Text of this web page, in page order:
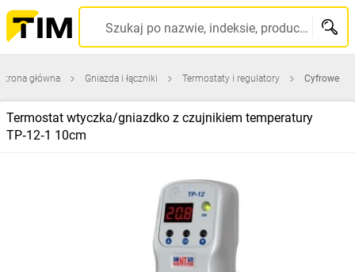
Szukaj po nazwie, indeksie, producencie, kodzie kreskowym...
Strona główna Gniazda i łączniki Termostaty i regulatory Cyfrowe
Termostat wtyczka/gniazdko z czujnikiem temperatury
TP‑12‑1 10cm